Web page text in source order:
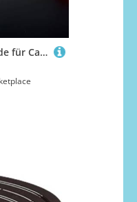
Overdrive-Racing Bande für Carrera Hybrid Sturmkind - 1,75m / 6,30m / 12,20m - Leitplanken Zaun Fangzaun Begrenzung Kurven Gerade, Farbe:Rot, Länge:6.30 Meter